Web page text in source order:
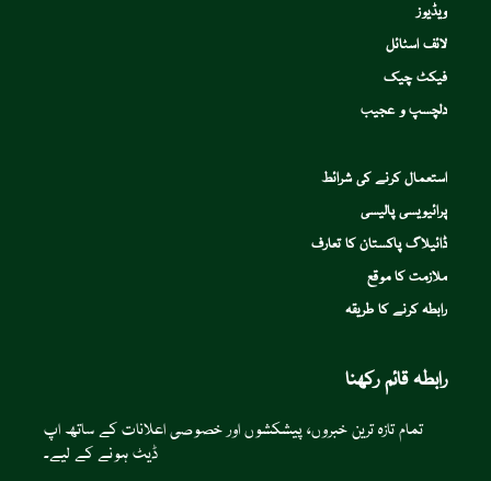
ویڈیوز
لائف اسٹائل
فیکٹ چیک
دلچسپ و عجیب
استعمال کرنے کی شرائط
پرائیویسی پالیسی
ڈائیلاگ پاکستان کا تعارف
ملازمت کا موقع
رابطہ کرنے کا طریقہ
رابطہ قائم رکھنا
تمام تازہ ترین خبروں، پیشکشوں اور خصوصی اعلانات کے ساتھ اپ
ڈیٹ ہونے کے لیے۔